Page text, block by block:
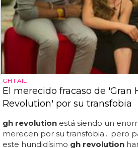
GH FAIL
El merecido fracaso de 'Gran
Revolution' por su transfobia
gh revolution está siendo un
merecen por su transfobia... pero
este hundidísimo gh revolution